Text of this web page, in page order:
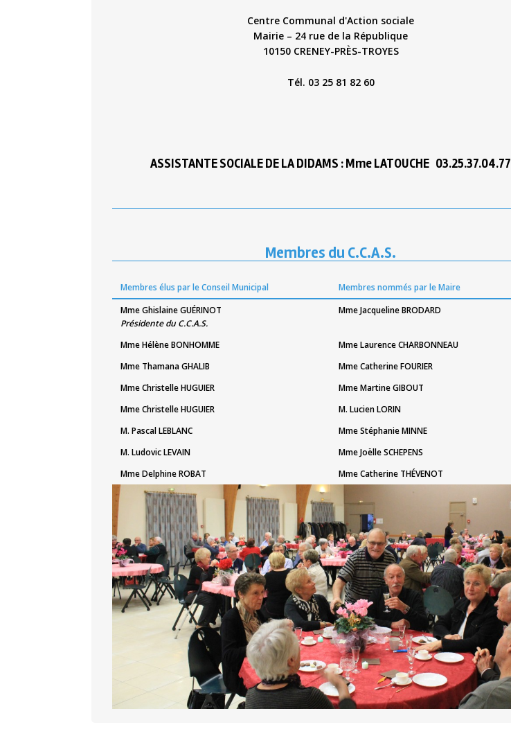
Centre Communal d'Action sociale
Mairie – 24 rue de la République
10150 CRENEY-PRÈS-TROYES
Tél. 03 25 81 82 60
ASSISTANTE SOCIALE DE LA DIDAMS : Mme LATOUCHE 03.25.37.04.77
Membres du C.C.A.S.
Membres élus par le Conseil Municipal
Membres nommés par le Maire
Mme Ghislaine GUÉRINOT
Présidente du C.C.A.S.
Mme Jacqueline BRODARD
Mme Hélène BONHOMME
Mme Laurence CHARBONNEAU
Mme Thamana GHALIB
Mme Catherine FOURIER
Mme Christelle HUGUIER
Mme Martine GIBOUT
Mme Christelle HUGUIER
M. Lucien LORIN
M. Pascal LEBLANC
Mme Stéphanie MINNE
M. Ludovic LEVAIN
Mme Joëlle SCHEPENS
Mme Delphine ROBAT
Mme Catherine THÉVENOT